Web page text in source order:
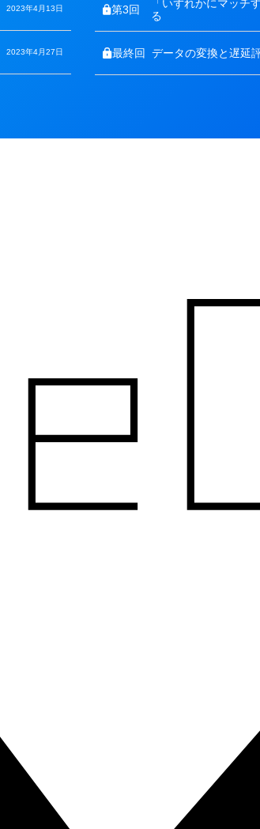
ー
2023年4月13日
2023年4月27日
第3回
「いずれかにマッチ
る
最終回 データの変換と遅延